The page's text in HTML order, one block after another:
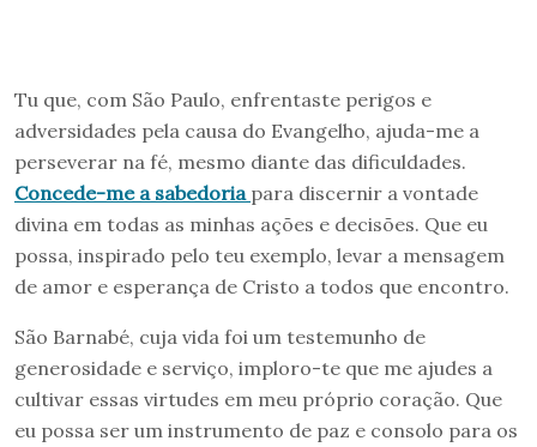
Tu que, com São Paulo, enfrentaste perigos e
adversidades pela causa do Evangelho, ajuda-me a
perseverar na fé, mesmo diante das dificuldades.
Concede-me a sabedoria para discernir a vontade
divina em todas as minhas ações e decisões. Que eu
possa, inspirado pelo teu exemplo, levar a mensagem
de amor e esperança de Cristo a todos que encontro.
São Barnabé, cuja vida foi um testemunho de
generosidade e serviço, imploro-te que me ajudes a
cultivar essas virtudes em meu próprio coração. Que
eu possa ser um instrumento de paz e consolo para os